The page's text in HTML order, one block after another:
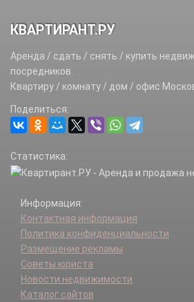
КВАРТИРАНТ.РУ
Аренда / сдать / снять / купить
посредников.
Квартиру / комнату / дом / офис
Поделиться:
Статистика:
Информация:
Контактная информация
Политика конфиденциальности
Размещение рекламы
Советы юриста
Новости недвижимости
Каталог сайтов